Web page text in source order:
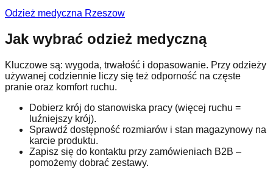
Odzież medyczna Rzeszow
Jak wybrać odzież medyczną
Kluczowe są: wygoda, trwałość i dopasowanie. Przy odzieży
używanej codziennie liczy się też odporność na częste
pranie oraz komfort ruchu.
Dobierz krój do stanowiska pracy (więcej ruchu =
luźniejszy krój).
Sprawdź dostępność rozmiarów i stan magazynowy na
karcie produktu.
Zapisz się do kontaktu przy zamówieniach B2B –
pomożemy dobrać zestawy.